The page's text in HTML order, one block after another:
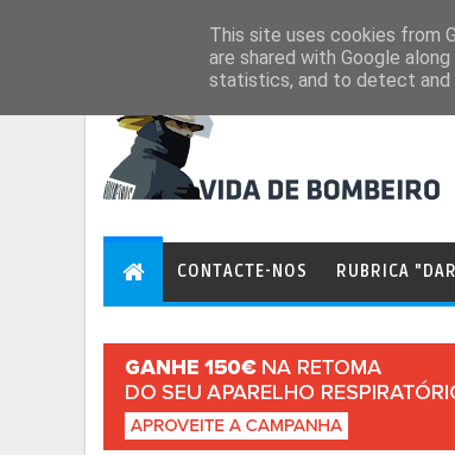
CONTACTE-NOS RUBRICA
This site uses cookies from
are shared with Google
statistics, and to detect and